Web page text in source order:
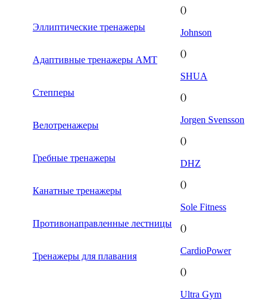
Эллиптические тренажеры
Адаптивные тренажеры AMT
Степперы
Велотренажеры
Гребные тренажеры
Канатные тренажеры
Противонаправленные лестницы
Тренажеры для плавания
()
Johnson
()
SHUA
()
Jorgen Svensson
()
DHZ
()
Sole Fitness
()
CardioPower
()
Ultra Gym